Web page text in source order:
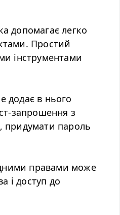
допомагає легко
Простий
інструментами
додає в нього
запрошення з
придумати пароль
правами може
і доступ до